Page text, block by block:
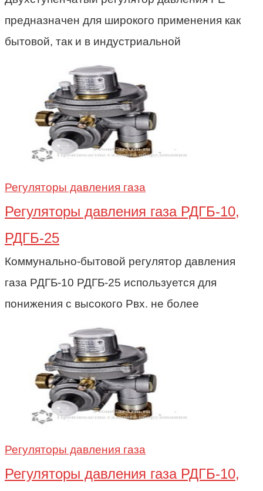
предназначен для широкого применения как
бытовой, так и в индустриальной
Регуляторы давления газа
Регуляторы давления газа РДГБ-10,
РДГБ-25
Коммунально-бытовой регулятор давления
газа РДГБ-10 РДГБ-25 используется для
понижения с высокого Рвх. не более
Регуляторы давления газа
Регуляторы давления газа РДГБ-10,